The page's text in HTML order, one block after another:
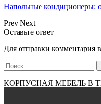
Напольные кондиционеры:
Prev Next
Оставьте ответ
Для отправки комментария
КОРПУСНАЯ МЕБЕЛЬ В